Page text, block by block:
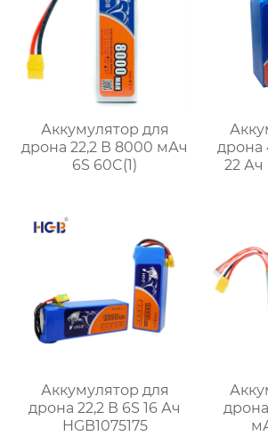
Аккумулятор для
дрона 22,2 В 8000 мАч
6S 60C(1)
дрона
22 Ач
Аккумулятор для
дрона 22,2 В 6S 16 Ач
HGB1075175